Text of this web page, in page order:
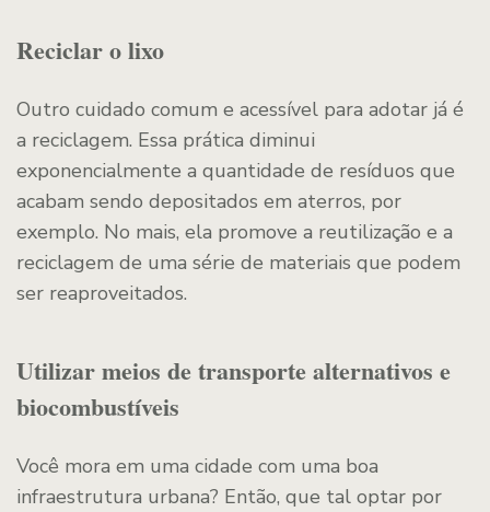
Reciclar o lixo
Outro cuidado comum e acessível para adotar já é
a reciclagem. Essa prática diminui
exponencialmente a quantidade de resíduos que
acabam sendo depositados em aterros, por
exemplo. No mais, ela promove a reutilização e a
reciclagem de uma série de materiais que podem
ser reaproveitados.
Utilizar meios de transporte alternativos e
biocombustíveis
Você mora em uma cidade com uma boa
infraestrutura urbana? Então, que tal optar por